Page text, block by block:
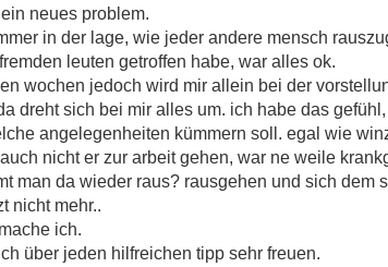
neues problem.
in der lage, wie jeder andere mensch
leuten getroffen habe, war alles ok.
wochen jedoch wird mir allein bei der
dreht sich bei mir alles um. ich habe das
angelegenheiten kümmern soll. egal wie
nicht er zur arbeit gehen, war ne weile
man da wieder raus? rausgehen und sich
nicht mehr..
ich.
über jeden hilfreichen tipp sehr freuen.